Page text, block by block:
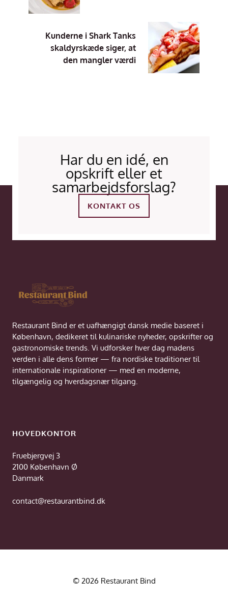
Kunderne i Shark Tanks
skaldyrskæde siger, at
den mangler værdi
Har du en idé, en
opskrift eller et
samarbejdsforslag?
KONTAKT OS
Restaurant Bind er et uafhængigt dansk medie baseret i
København, dedikeret til kulinariske nyheder, opskrifter og
gastronomiske trends. Vi udforsker hver dag madens
verden i alle dens former — fra nordiske traditioner til
internationale inspirationer — med en moderne,
tilgængelig og hverdagsnær tilgang.
HOVEDKONTOR
Fruebjergvej 3
2100 København Ø
Danmark
contact@restaurantbind.dk
© 2026 Restaurant Bind